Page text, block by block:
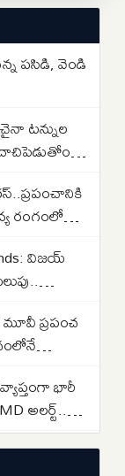
పసిడి, వెండి
చైనా టన్నుల
దాచిపెడుతోందో
రంగంలో
విజయ్
కోర్టు
మూవీ ప్రపంచ
భారీ
అలర్ట్..
దక్షిణాది
వానలు..ఆధార్,